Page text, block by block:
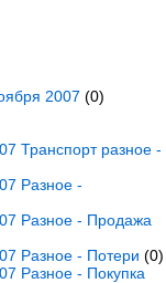
2007 (0)
Транспорт разное -
Разное -
Разное - Продажа
Разное - Потери (0)
Разное - Покупка